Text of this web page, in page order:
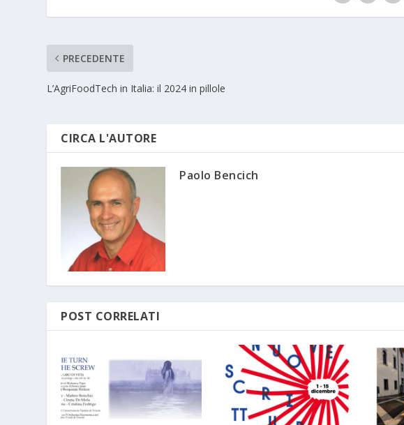
PRECEDENTE
L’AgriFoodTech in Italia: il 2024 in pillole
CIRCA L'AUTORE
Paolo Bencich
POST CORRELATI